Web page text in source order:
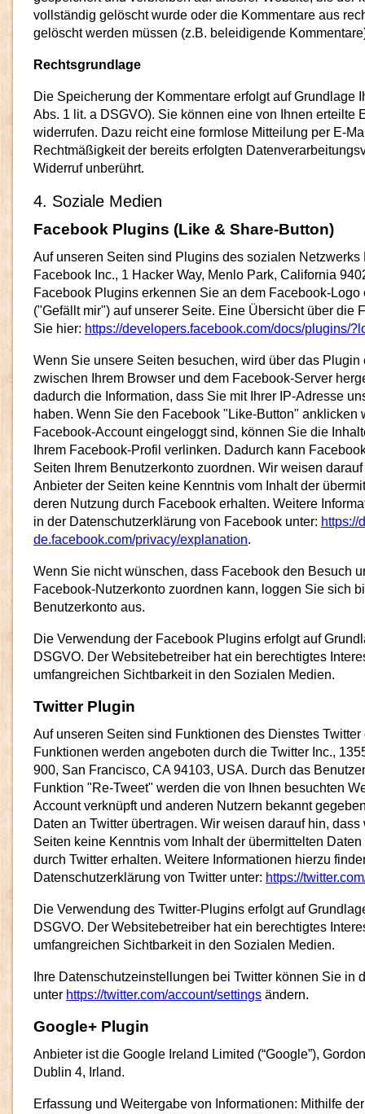
vollständig gelöscht wurde oder die Kommentare aus
gelöscht werden müssen (z.B. beleidigende
Rechtsgrundlage
Die Speicherung der Kommentare erfolgt auf Grundlage
Abs. 1 lit. a DSGVO). Sie können eine von Ihnen erteilte
widerrufen. Dazu reicht eine formlose Mitteilung per E-
Rechtmäßigkeit der bereits erfolgten
Widerruf unberührt.
4. Soziale Medien
Facebook Plugins (Like & Share-Button)
Auf unseren Seiten sind Plugins des sozialen Netzwerks
Facebook Inc., 1 Hacker Way, Menlo Park, California
Facebook Plugins erkennen Sie an dem Facebook-
("Gefällt mir") auf unserer Seite. Eine Übersicht über die
Sie hier: https://developers.facebook.com/docs/plugins/
Wenn Sie unsere Seiten besuchen, wird über das
zwischen Ihrem Browser und dem Facebook-Server
dadurch die Information, dass Sie mit Ihrer IP-Adresse
haben. Wenn Sie den Facebook "Like-Button" anklicken
Facebook-Account eingeloggt sind, können Sie die
Ihrem Facebook-Profil verlinken. Dadurch kann
Seiten Ihrem Benutzerkonto zuordnen. Wir weisen
Anbieter der Seiten keine Kenntnis vom Inhalt der
deren Nutzung durch Facebook erhalten. Weitere
in der Datenschutzerklärung von Facebook unter: https://
de.facebook.com/privacy/explanation.
Wenn Sie nicht wünschen, dass Facebook den Besuch
Facebook-Nutzerkonto zuordnen kann, loggen Sie sich
Benutzerkonto aus.
Die Verwendung der Facebook Plugins erfolgt auf
DSGVO. Der Websitebetreiber hat ein berechtigtes
umfangreichen Sichtbarkeit in den Sozialen Medien.
Twitter Plugin
Auf unseren Seiten sind Funktionen des Dienstes
Funktionen werden angeboten durch die Twitter Inc.,
900, San Francisco, CA 94103, USA. Durch das
Funktion "Re-Tweet" werden die von Ihnen besuchten
Account verknüpft und anderen Nutzern bekannt
Daten an Twitter übertragen. Wir weisen darauf hin,
Seiten keine Kenntnis vom Inhalt der übermittelten
durch Twitter erhalten. Weitere Informationen hierzu
Datenschutzerklärung von Twitter unter: https://
Die Verwendung des Twitter-Plugins erfolgt auf
DSGVO. Der Websitebetreiber hat ein berechtigtes
umfangreichen Sichtbarkeit in den Sozialen Medien.
Ihre Datenschutzeinstellungen bei Twitter können Sie in
unter https://twitter.com/account/settings ändern.
Google+ Plugin
Anbieter ist die Google Ireland Limited (“Google”),
Dublin 4, Irland.
Erfassung und Weitergabe von Informationen: Mithilfe